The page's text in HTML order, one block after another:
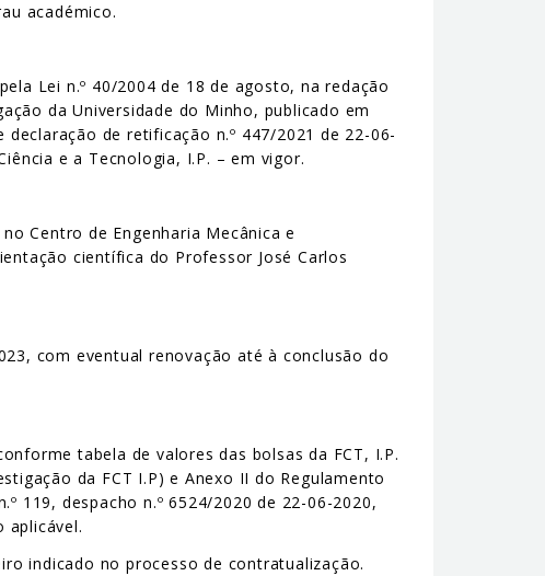
académico.
Lei n.º 40/2004 de 18 de agosto, na redação
da Universidade do Minho, publicado em
de retificação n.º 447/2021 de 22-06-
e a Tecnologia, I.P. – em vigor.
Centro de Engenharia Mecânica e
científica do Professor José Carlos
com eventual renovação até à conclusão do
tabela de valores das bolsas da FCT, I.P.
da FCT I.P) e Anexo II do Regulamento
119, despacho n.º 6524/2020 de 22-06-2020,
aplicável.
indicado no processo de contratualização.